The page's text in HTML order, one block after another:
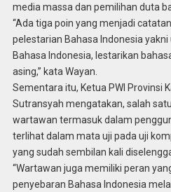
media massa dan pemilihan duta
“Ada tiga poin yang menjadi
pelestarian Bahasa Indonesia
Bahasa Indonesia, lestarikan
asing,” kata Wayan.
Sementara itu, Ketua PWI Provinsi
Sutransyah mengatakan, salah
wartawan termasuk dalam
terlihat dalam mata uji pada uji
yang sudah sembilan kali
“Wartawan juga memiliki peran
penyebaran Bahasa Indonesia